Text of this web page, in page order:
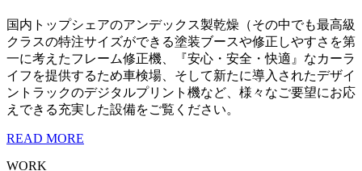
国内トップシェアのアンデックス製乾燥（その中でも最高級
クラスの特注サイズができる塗装ブースや修正しやすさを第
一に考えたフレーム修正機、『安心・安全・快適』なカーラ
イフを提供するため車検場、そして新たに導入されたデザイ
ントラックのデジタルプリント機など、様々なご要望にお応
えできる充実した設備をご覧ください。
READ MORE
WORK